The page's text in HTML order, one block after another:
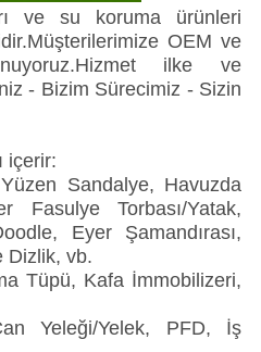
ve su koruma ürünleri
OEM ve
ilke ve
- Bizim Sürecimiz - Sizin
içerir:
Sandalye, Havuzda
Fasulye Torbası/Yatak,
Eyer Şamandırası,
Dizlik, vb.
Tüpü, Kafa İmmobilizeri,
Yeleği/Yelek, PFD, İş